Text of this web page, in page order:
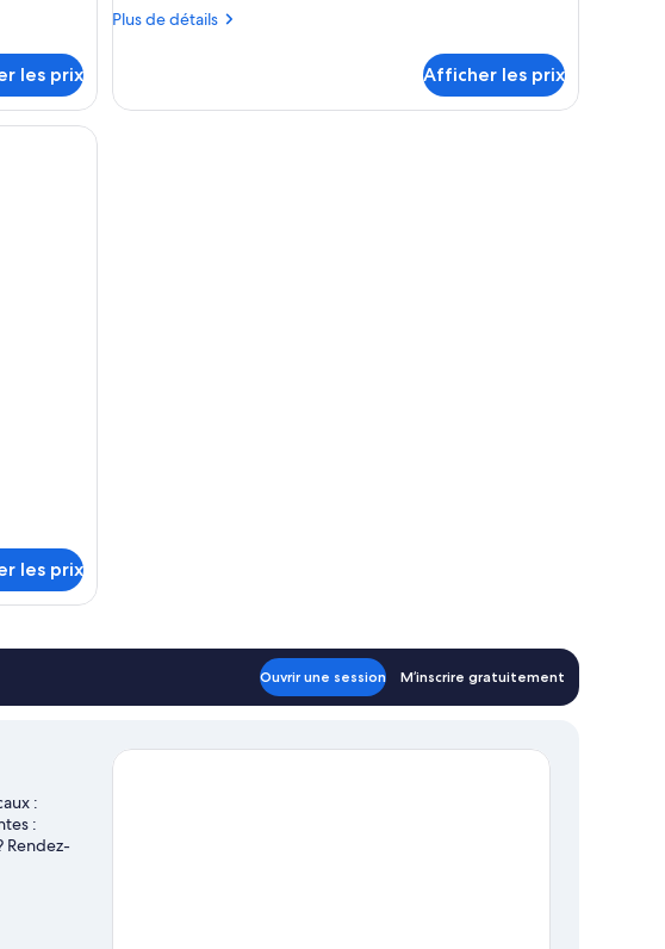
les prix
Plus de détails
Plus
Chambre
Afficher les prix
lit de bébé (supplément)
les prix
Ouvrir une session M’inscrire gratuitement
:
:
Rendez-